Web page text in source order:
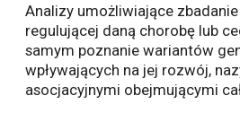
Analizy umożliwiające
regulującej daną chorobę lub
samym poznanie wariantów
wpływających na jej rozwój,
asocjacyjnymi obejmującymi